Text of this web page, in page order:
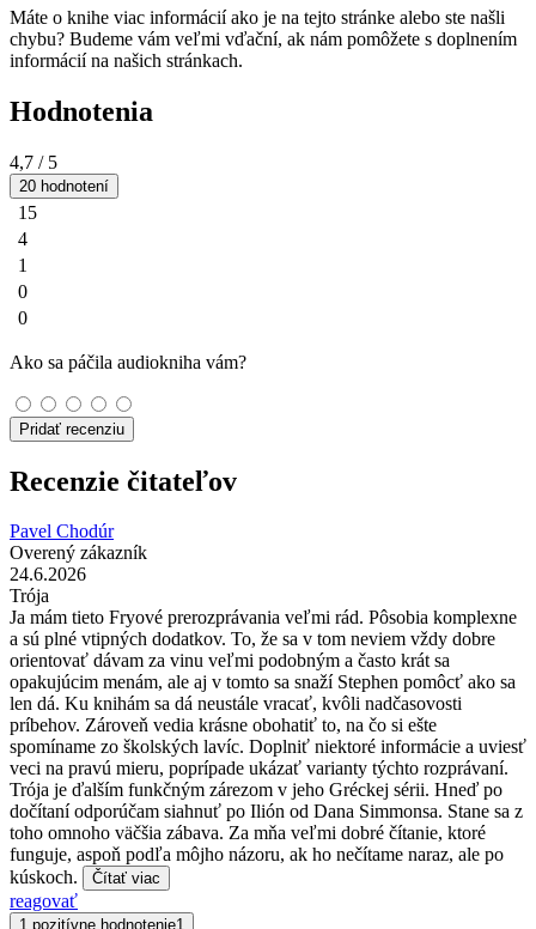
Máte o knihe viac informácií ako je na tejto stránke alebo ste našli
chybu? Budeme vám veľmi vďační, ak nám pomôžete s doplnením
informácií na našich stránkach.
Hodnotenia
4,7 / 5
20 hodnotení
15
4
1
0
0
Ako sa páčila audiokniha vám?
Pridať recenziu
Recenzie čitateľov
Pavel Chodúr
Overený zákazník
24.6.2026
Trója
Ja mám tieto Fryové prerozprávania veľmi rád. Pôsobia komplexne
a sú plné vtipných dodatkov. To, že sa v tom neviem vždy dobre
orientovať dávam za vinu veľmi podobným a často krát sa
opakujúcim menám, ale aj v tomto sa snaží Stephen pomôcť ako sa
len dá. Ku knihám sa dá neustále vracať, kvôli nadčasovosti
príbehov. Zároveň vedia krásne obohatiť to, na čo si ešte
spomíname zo školských lavíc. Doplniť niektoré informácie a uviesť
veci na pravú mieru, poprípade ukázať varianty týchto rozprávaní.
Trója je ďalším funkčným zárezom v jeho Gréckej sérii. Hneď po
dočítaní odporúčam siahnuť po Ilión od Dana Simmonsa. Stane sa z
toho omnoho väčšia zábava. Za mňa veľmi dobré čítanie, ktoré
funguje, aspoň podľa môjho názoru, ak ho nečítame naraz, ale po
kúskoch.
Čítať viac
reagovať
1 pozitívne hodnotenie1